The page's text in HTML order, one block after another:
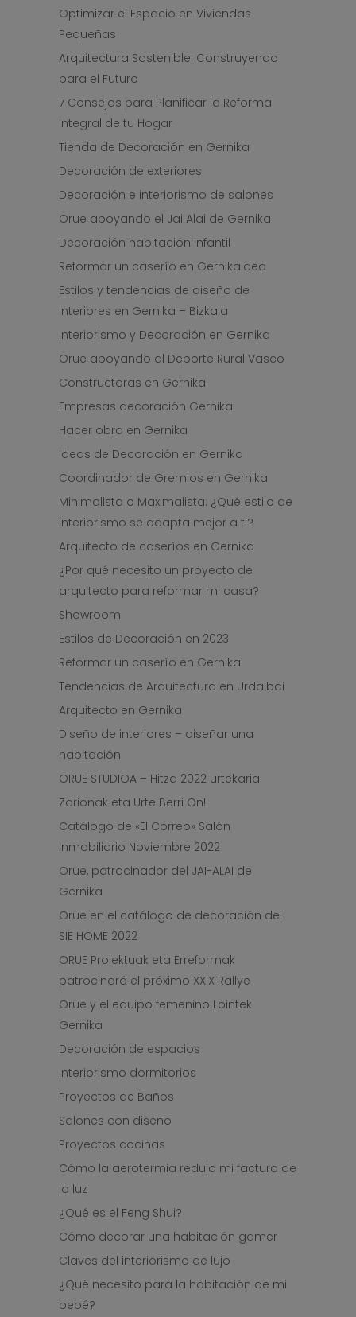
Optimizar el Espacio en Viviendas
Pequeñas
Arquitectura Sostenible: Construyendo
para el Futuro
7 Consejos para Planificar la Reforma
Integral de tu Hogar
Tienda de Decoración en Gernika
Decoración de exteriores
Decoración e interiorismo de salones
Orue apoyando el Jai Alai de Gernika
Decoración habitación infantil
Reformar un caserío en Gernikaldea
Estilos y tendencias de diseño de
interiores en Gernika – Bizkaia
Interiorismo y Decoración en Gernika
Orue apoyando al Deporte Rural Vasco
Constructoras en Gernika
Empresas decoración Gernika
Hacer obra en Gernika
Ideas de Decoración en Gernika
Coordinador de Gremios en Gernika
Minimalista o Maximalista: ¿Qué estilo de
interiorismo se adapta mejor a ti?
Arquitecto de caseríos en Gernika
¿Por qué necesito un proyecto de
arquitecto para reformar mi casa?
Showroom
Estilos de Decoración en 2023
Reformar un caserío en Gernika
Tendencias de Arquitectura en Urdaibai
Arquitecto en Gernika
Diseño de interiores – diseñar una
habitación
ORUE STUDIOA – Hitza 2022 urtekaria
Zorionak eta Urte Berri On!
Catálogo de «El Correo» Salón
Inmobiliario Noviembre 2022
Orue, patrocinador del JAI-ALAI de
Gernika
Orue en el catálogo de decoración del
SIE HOME 2022
ORUE Proiektuak eta Erreformak
patrocinará el próximo XXIX Rallye
Orue y el equipo femenino Lointek
Gernika
Decoración de espacios
Interiorismo dormitorios
Proyectos de Baños
Salones con diseño
Proyectos cocinas
Cómo la aerotermia redujo mi factura de
la luz
¿Qué es el Feng Shui?
Cómo decorar una habitación gamer
Claves del interiorismo de lujo
¿Qué necesito para la habitación de mi
bebé?